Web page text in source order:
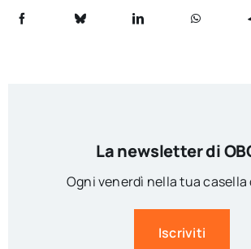
La newsletter di
Ogni venerdì nella tua casella
Iscriviti